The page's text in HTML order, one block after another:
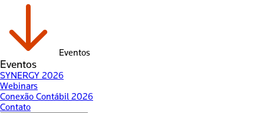
Eventos
Eventos
SYNERGY 2026
Webinars
Conexão Contábil 2026
Contato